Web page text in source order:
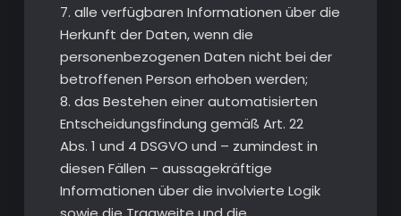
7. alle verfügbaren Informationen über die
Herkunft der Daten, wenn die
personenbezogenen Daten nicht bei der
betroffenen Person erhoben werden;
8. das Bestehen einer automatisierten
Entscheidungsfindung gemäß Art. 22
Abs. 1 und 4 DSGVO und – zumindest in
diesen Fällen – aussagekräftige
Informationen über die involvierte Logik